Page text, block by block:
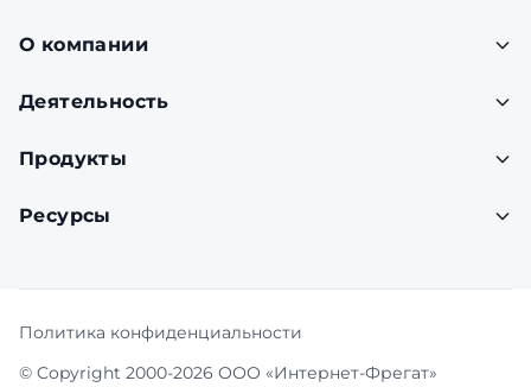
О компании
Деятельность
Продукты
Ресурсы
© Copyright 2000-2026 ООО «Интернет-Фрегат»
Политика конфиденциальности